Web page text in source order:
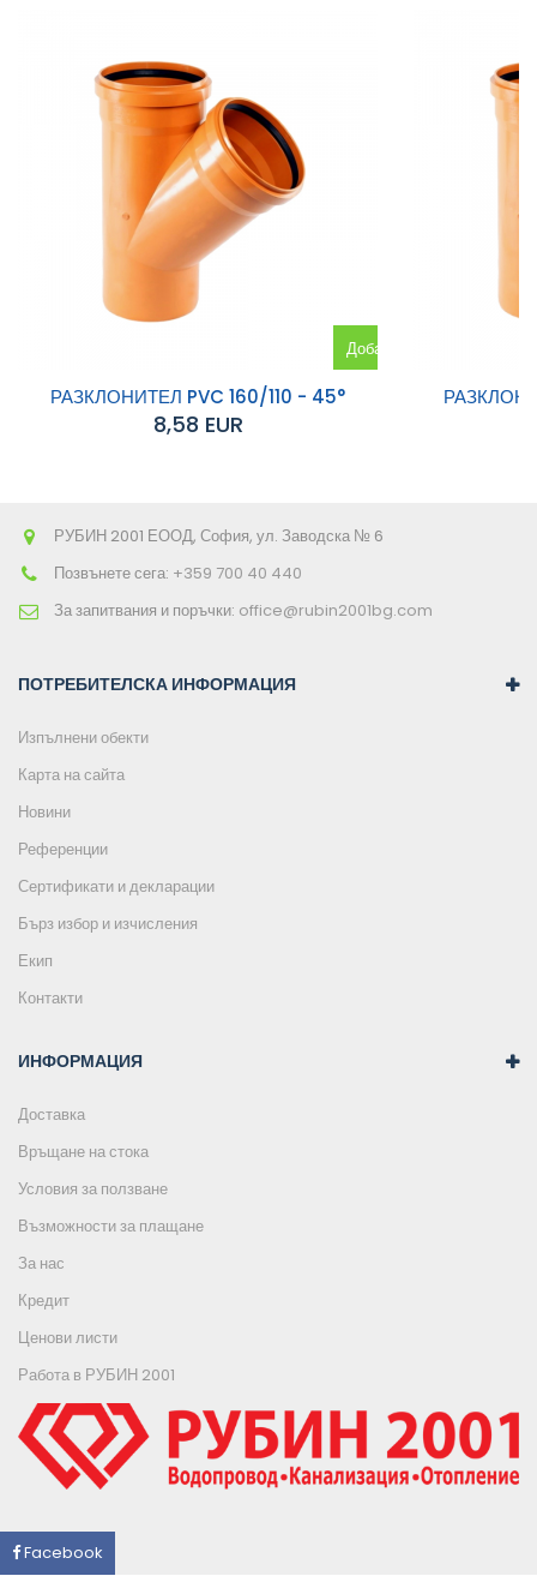
Добавяне
РАЗКЛОНИТЕЛ PVC 160/110 - 45°
8,58 EUR
РУБИН 2001 ЕООД, София, ул. Заводска № 6
Позвънете сега: +359 700 40 440
За запитвания и поръчки: office@rubin2001bg.com
ПОТРЕБИТЕЛСКА ИНФОРМАЦИЯ
Изпълнени обекти
Карта на сайта
Новини
Референции
Сертификати и декларации
Бърз избор и изчисления
Екип
Контакти
ИНФОРМАЦИЯ
Доставка
Връщане на стока
Условия за ползване
Възможности за плащане
За нас
Кредит
Ценови листи
Работа в РУБИН 2001
Facebook